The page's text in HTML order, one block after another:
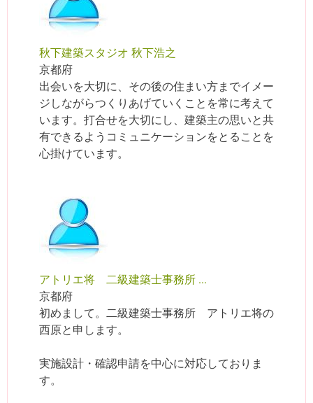
秋下建築スタジオ 秋下浩之
京都府
出会いを大切に、その後の住まい方までイメー
ジしながらつくりあげていくことを常に考えて
います。打合せを大切にし、建築主の思いと共
有できるようコミュニケーションをとることを
心掛けています。
アトリエ将 二級建築士事務所 ...
京都府
初めまして。二級建築士事務所 アトリエ将の
西原と申します。
実施設計・確認申請を中心に対応しておりま
す。